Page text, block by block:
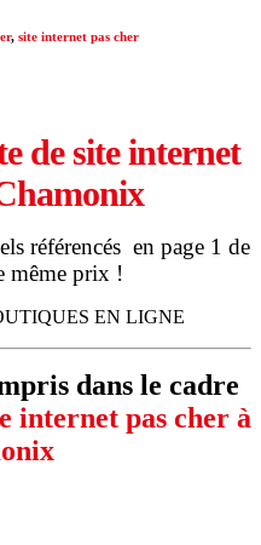
, site internet pas cher
de site internet
référencés en page 1 de
même prix !
EN LIGNE
dans le cadre
internet pas cher à